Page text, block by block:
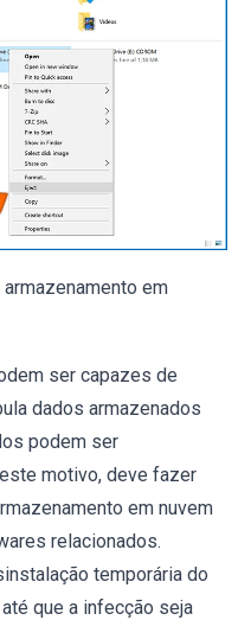
em
ser capazes de
dados armazenados
podem ser
motivo, deve fazer
em nuvem
relacionados.
temporária do
que a infecção seja